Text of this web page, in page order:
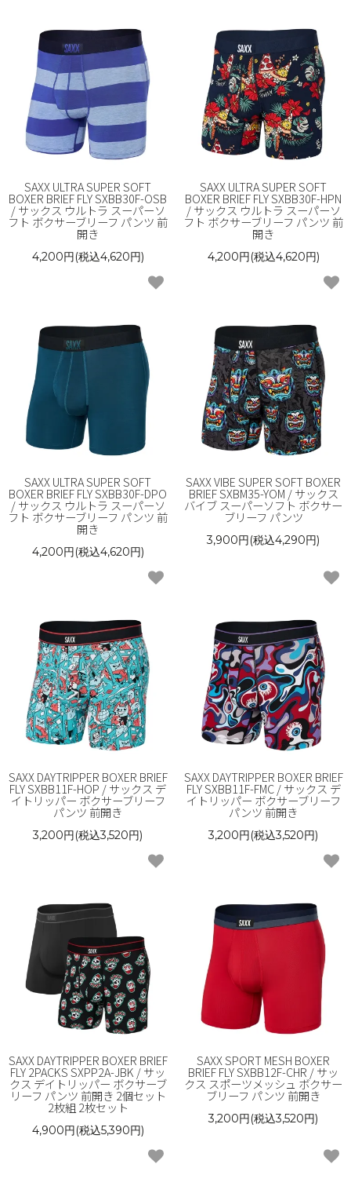
SAXX ULTRA SUPER SOFT
BOXER BRIEF FLY SXBB30F-OSB
/ サックス ウルトラ スーパーソ
フト ボクサーブリーフ パンツ 前
開き
4,200円(税込4,620円)
SAXX ULTRA SUPER SOFT
BOXER BRIEF FLY SXBB30F-HPN
/ サックス ウルトラ スーパーソ
フト ボクサーブリーフ パンツ 前
開き
4,200円(税込4,620円)
SAXX ULTRA SUPER SOFT
BOXER BRIEF FLY SXBB30F-DPO
/ サックス ウルトラ スーパーソ
フト ボクサーブリーフ パンツ 前
開き
4,200円(税込4,620円)
SAXX VIBE SUPER SOFT BOXER
BRIEF SXBM35-YOM / サックス
バイブ スーパーソフト ボクサー
ブリーフ パンツ
3,900円(税込4,290円)
SAXX DAYTRIPPER BOXER BRIEF
FLY SXBB11F-HOP / サックス デ
イトリッパー ボクサーブリーフ
パンツ 前開き
3,200円(税込3,520円)
SAXX DAYTRIPPER BOXER BRIEF
FLY SXBB11F-FMC / サックス デ
イトリッパー ボクサーブリーフ
パンツ 前開き
3,200円(税込3,520円)
SAXX DAYTRIPPER BOXER BRIEF
FLY 2PACKS SXPP2A-JBK / サッ
クス デイトリッパー ボクサーブ
リーフ パンツ 前開き 2個セット
2枚組 2枚セット
4,900円(税込5,390円)
SAXX SPORT MESH BOXER
BRIEF FLY SXBB12F-CHR / サッ
クス スポーツメッシュ ボクサー
ブリーフ パンツ 前開き
3,200円(税込3,520円)